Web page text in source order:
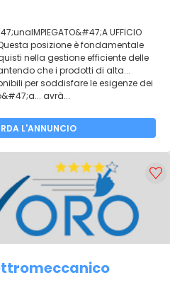
UFFICIO
posizione è fondamentale
nella gestione efficiente delle
che i prodotti di alta...
per soddisfare le esigenze dei
avrà...
L'ANNUNCIO